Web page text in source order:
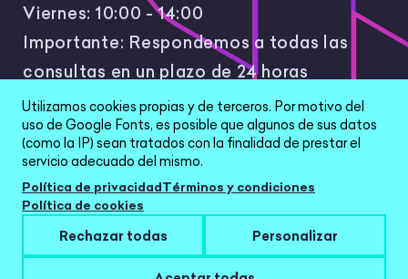
Viernes: 10:00 - 14:00
Importante: Respondemos a todas las
consultas en un plazo de 24 horas
laborales.
All Rights Reserved © 2026 |Política de
privacidad|Términos y condiciones|Aviso Legal
Configurar cookies
Utilizamos cookies propias y de terceros. Por motivo del
uso de Google Fonts, es posible que algunos de sus datos
(como la IP) sean tratados con la finalidad de prestar el
servicio adecuado del mismo.
Política de privacidadTérminos y condiciones
Política de cookies
Rechazar todas Personalizar